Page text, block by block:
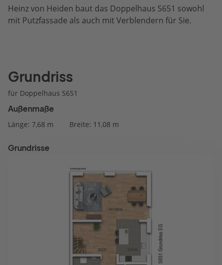
Heinz von Heiden baut das Doppelhaus S651 sowohl
mit Putzfassade als auch mit Verblendern für Sie.
Grundriss
für Doppelhaus S651
Außenmaße
Länge: 7,68 m Breite: 11,08 m
Grundrisse